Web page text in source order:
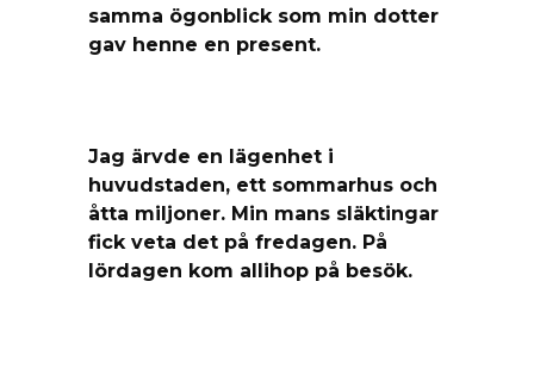
samma ögonblick som min dotter
gav henne en present.
Jag ärvde en lägenhet i
huvudstaden, ett sommarhus och
åtta miljoner. Min mans släktingar
fick veta det på fredagen. På
lördagen kom allihop på besök.